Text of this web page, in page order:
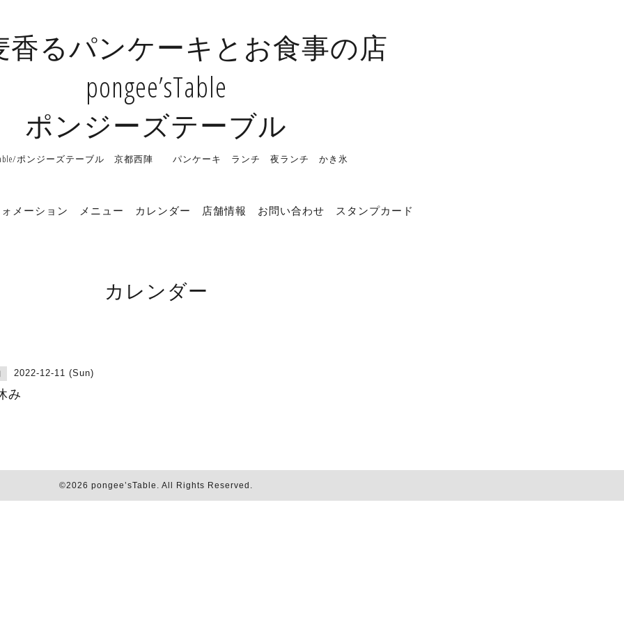
香るパンケーキとお食事の店
pongee’sTable
ポンジーズテーブル
ポンジーズテーブル 京都西陣 パンケーキ ランチ 夜ランチ かき氷
メーション メニュー カレンダー 店舗情報 お問い合わせ スタンプカード
カレンダー
2022-12-11 (Sun)
み
©2026 pongee’sTable . All Rights Reserved.